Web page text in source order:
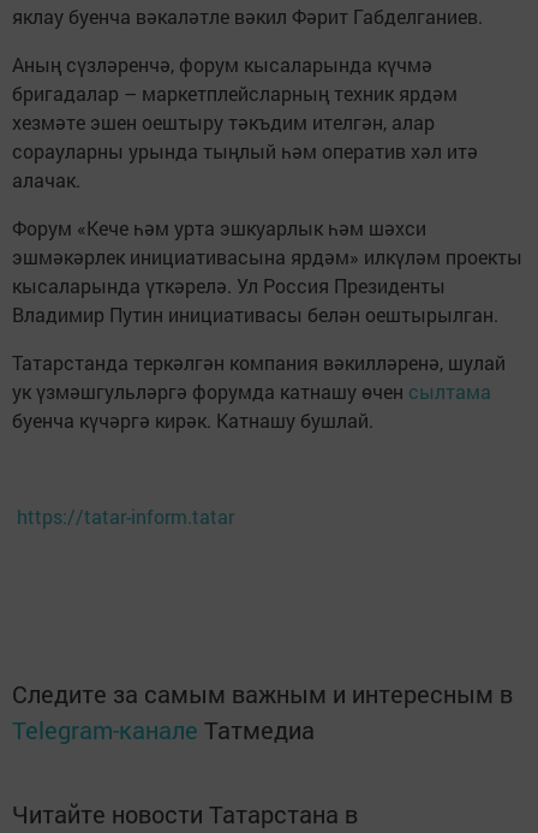
яклау буенча вәкаләтле вәкил Фәрит Габделганиев.
Аның сүзләренчә, форум кысаларында күчмә
бригадалар – маркетплейсларның техник ярдәм
хезмәте эшен оештыру тәкъдим ителгән, алар
сорауларны урында тыңлый һәм оператив хәл итә
алачак.
Форум «Кече һәм урта эшкуарлык һәм шәхси
эшмәкәрлек инициативасына ярдәм» илкүләм проекты
кысаларында үткәрелә. Ул Россия Президенты
Владимир Путин инициативасы белән оештырылган.
Татарстанда теркәлгән компания вәкилләренә, шулай
ук үзмәшгульләргә форумда катнашу өчен сылтама
буенча күчәргә кирәк. Катнашу бушлай.
https://tatar-inform.tatar
Следите за самым важным и интересным в
Telegram-канале Татмедиа
Читайте новости Татарстана в